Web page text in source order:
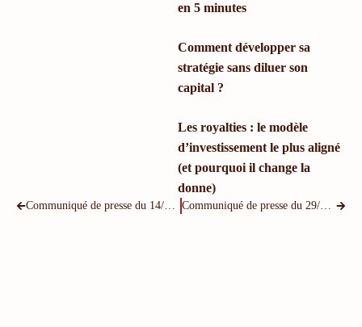
en 5 minutes
Comment développer sa
stratégie sans diluer son
capital ?
Les royalties : le modèle
d’investissement le plus aligné
(et pourquoi il change la
donne)
Communiqué de presse du 14/12/2021 Communiqué de presse du 29/04/2024